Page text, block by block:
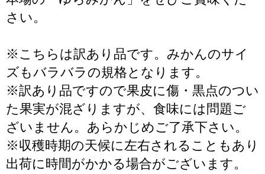
さい。
※こちらは訳あり品です。みかんのサイ
ズもバラバラの規格となります。
※訳あり品ですので果皮に傷・黒点のつい
た果実が混ざりますが、食味には問題ご
ざいません。あらかじめご了承下さい。
※収穫時期の天候に左右されることもあり
出荷に時間がかかる場合がございます。